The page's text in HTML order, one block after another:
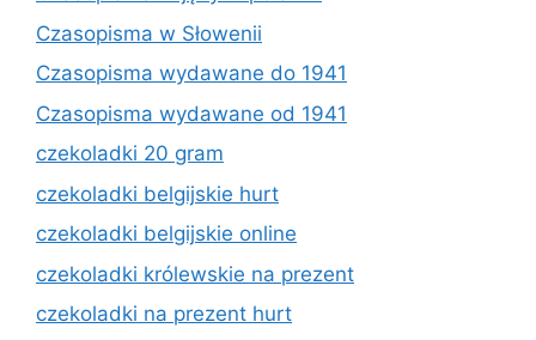
Czasopisma w Słowenii
Czasopisma wydawane do 1941
Czasopisma wydawane od 1941
czekoladki 20 gram
czekoladki belgijskie hurt
czekoladki belgijskie online
czekoladki królewskie na prezent
czekoladki na prezent hurt